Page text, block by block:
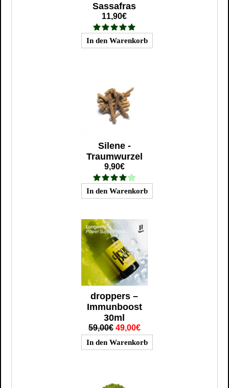
Sassafras
11,90€
Silene -
Traumwurzel
9,90€
droppers –
Immunboost
30ml
59,00€ 49,00€